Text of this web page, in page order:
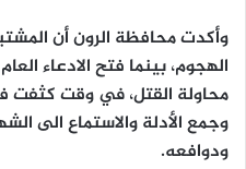
وأكدت محافظة الرون أن
الهجوم، بينما فتح الادعاء
محاولة القتل، في وقت كثفت
وجمع الأدلة والاستماع الى
ودوافعه.